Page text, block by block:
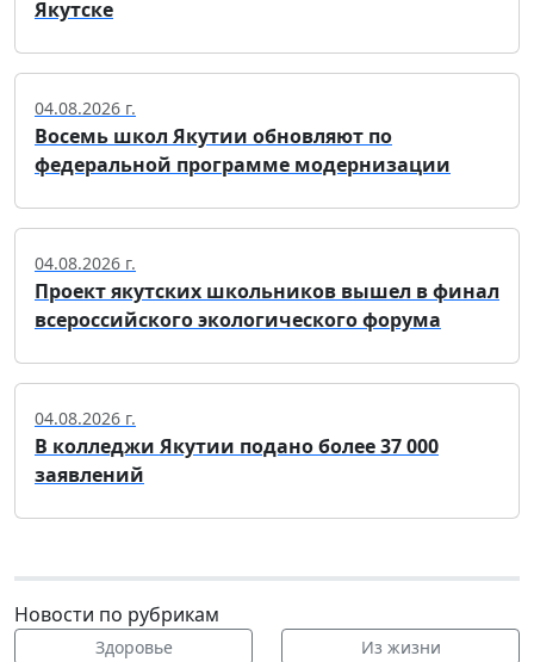
Якутске
04.08.2026 г.
Восемь школ Якутии обновляют по
федеральной программе модернизации
04.08.2026 г.
Проект якутских школьников вышел в финал
всероссийского экологического форума
04.08.2026 г.
В колледжи Якутии подано более 37 000
заявлений
Новости по рубрикам
Здоровье Из жизни